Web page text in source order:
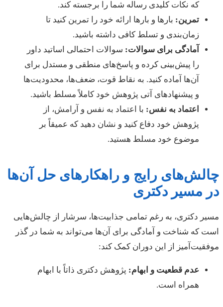
که نکات کلیدی رساله شما را برجسته کند.
تمرین: بارها و بارها ارائه خود را تمرین کنید تا
زمان‌بندی و تسلط کافی داشته باشید.
آمادگی برای سوالات: سوالات احتمالی اساتید داور
را پیش‌بینی کرده و پاسخ‌های منطقی و مستدل برای
آن‌ها آماده کنید. به نقاط قوت، ضعف‌ها، محدودیت‌ها
و پیشنهادهای آتی پژوهش خود کاملاً مسلط باشید.
اعتماد به نفس: با اعتماد به نفس و آرامش، از
پژوهش خود دفاع کنید و نشان دهید که عمیقاً بر
موضوع خود مسلط هستید.
چالش‌های رایج و راهکارهای حل آن‌ها
در مسیر دکتری
مسیر دکتری، به رغم تمامی جذابیت‌ها، سرشار از چالش‌هایی
است که شناخت و آمادگی برای آن‌ها می‌تواند به شما در گذر
موفقیت‌آمیز از این دوران کمک کند:
عدم قطعیت و ابهام: پژوهش دکتری ذاتاً با ابهام
همراه است.